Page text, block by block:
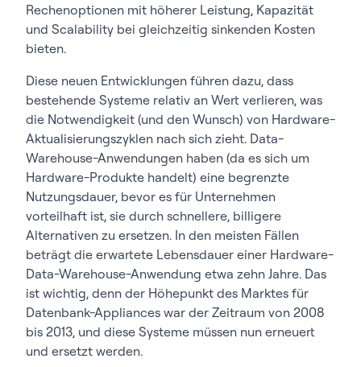
Rechenoptionen mit höherer Leistung, Kapazität
und Scalability bei gleichzeitig sinkenden Kosten
bieten.
Diese neuen Entwicklungen führen dazu, dass
bestehende Systeme relativ an Wert verlieren, was
die Notwendigkeit (und den Wunsch) von Hardware-
Aktualisierungszyklen nach sich zieht. Data-
Warehouse-Anwendungen haben (da es sich um
Hardware-Produkte handelt) eine begrenzte
Nutzungsdauer, bevor es für Unternehmen
vorteilhaft ist, sie durch schnellere, billigere
Alternativen zu ersetzen. In den meisten Fällen
beträgt die erwartete Lebensdauer einer Hardware-
Data-Warehouse-Anwendung etwa zehn Jahre. Das
ist wichtig, denn der Höhepunkt des Marktes für
Datenbank-Appliances war der Zeitraum von 2008
bis 2013, und diese Systeme müssen nun erneuert
und ersetzt werden.